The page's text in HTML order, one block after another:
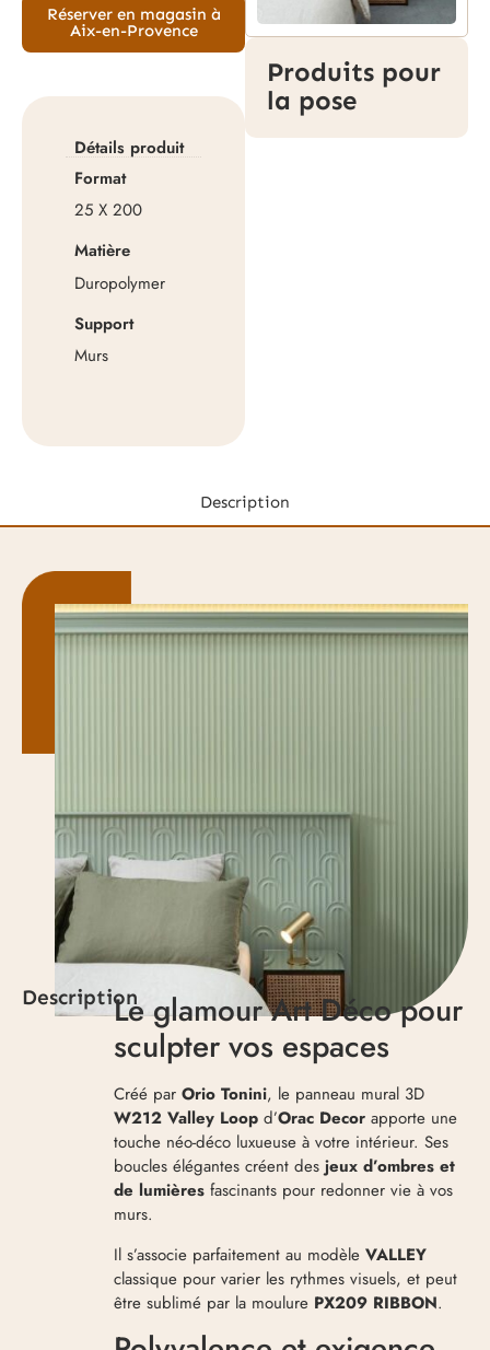
Produits pour
la pose
Réserver en magasin à
Aix-en-Provence
Détails produit
Format
25 X 200
Matière
Duropolymer
Support
Murs
Description
DescriptionLe glamour Art Déco pour
sculpter vos espaces
Créé parOrio Tonini, le panneau mural 3D
W212 Valley Loop d’Orac Decor apporte une
touche néo-déco luxueuse à votre intérieur. Ses
boucles élégantes créent desjeux d’ombres et
de lumières fascinants pour redonner vie à vos
murs.
Il s’associe parfaitement au modèleVALLEY
classique pour varier les rythmes visuels, et peut
être sublimé par la moulure PX209 RIBBON.